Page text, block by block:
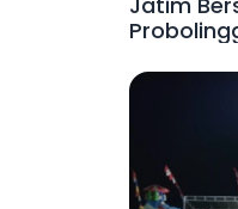
Jatim